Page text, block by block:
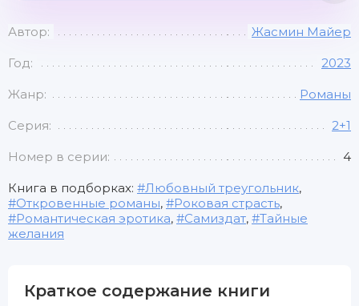
Автор: Жасмин Майер
Год: 2023
Жанр: Романы
Серия: 2+1
Номер в серии: 4
Книга в подборках: Любовный треугольник,
Откровенные романы, Роковая страсть,
Романтическая эротика, Самиздат,
Тайные
желания
Краткое содержание книги